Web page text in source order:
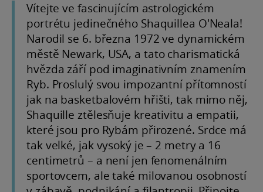
Vítejte ve fascinujícím astrologickém
portrétu jedinečného Shaquillea O'Neala!
Narodil se 6. března 1972 ve dynamickém
městě Newark, USA, a tato charismatická
hvězda září pod imaginativním znamením
Ryb. Proslulý svou impozantní přítomností
jak na basketbalovém hřišti, tak mimo něj,
Shaquille ztělesňuje kreativitu a empatii,
které jsou pro Rybám přirozené. Srdce má
tak velké, jak vysoký je – 2 metry a 16
centimetrů – a není jen fenomenálním
sportovcem, ale také milovanou osobností